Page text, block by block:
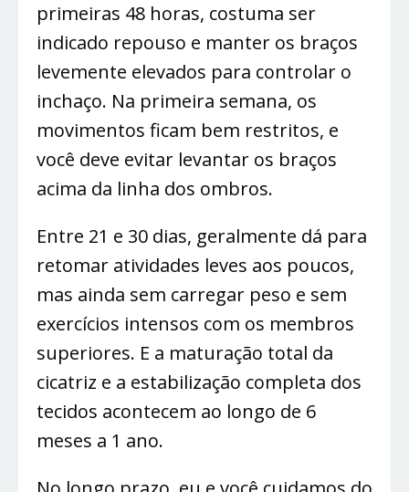
primeiras 48 horas, costuma ser
indicado repouso e manter os braços
levemente elevados para controlar o
inchaço. Na primeira semana, os
movimentos ficam bem restritos, e
você deve evitar levantar os braços
acima da linha dos ombros.
Entre 21 e 30 dias, geralmente dá para
retomar atividades leves aos poucos,
mas ainda sem carregar peso e sem
exercícios intensos com os membros
superiores. E a maturação total da
cicatriz e a estabilização completa dos
tecidos acontecem ao longo de 6
meses a 1 ano.